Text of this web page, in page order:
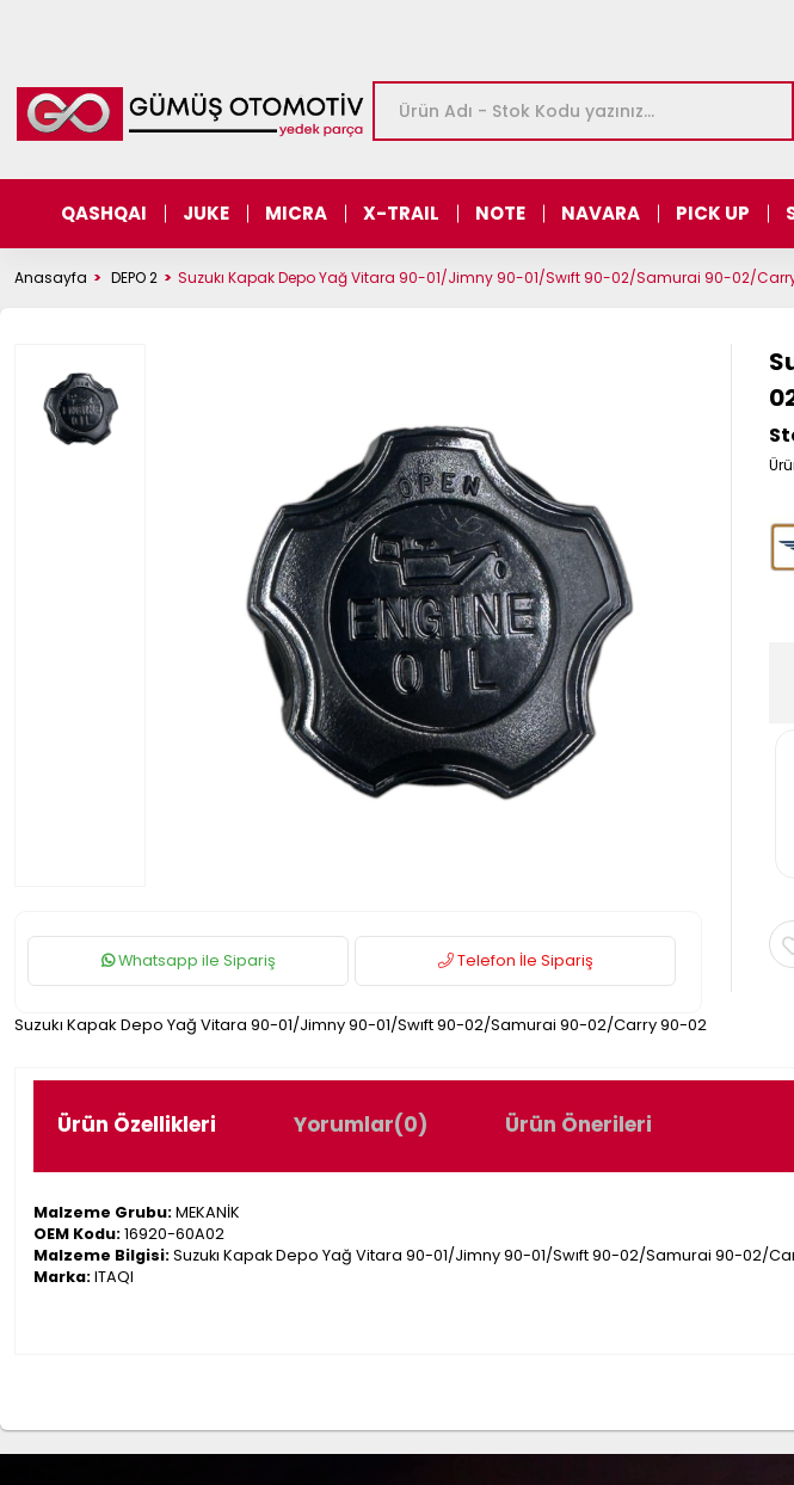
QASHQAI JUKE MICRA X-TRAIL NOTE NAVARA PICK UP
Anasayfa DEPO 2 Suzukı Kapak Depo Yağ Vitara 90-01/Jimny 90-01/Swıft 90-02/Samurai 90-02/
Whatsapp ile Sipariş Telefon İle Sipariş
Suzukı Kapak Depo Yağ Vitara 90-01/Jimny 90-01/Swıft 90-02/Samurai 90-02/Carry 90-02
Ürün Özellikleri Yorumlar(0) Ürün Önerileri
Malzeme Grubu:MEKANİK
OEM Kodu:16920-60A02
Malzeme Bilgisi:Suzukı Kapak Depo Yağ Vitara 90-01/Jimny 90-01/Swıft 90-02/Samurai 90-02/
Marka:ITAQI